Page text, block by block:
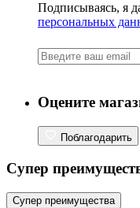
Подписываясь, я
персональных
Оцените
Поблагодарить
Супер
Супер преимущества